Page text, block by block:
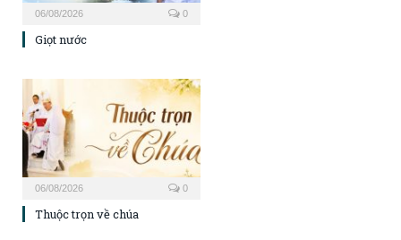
06/08/2026 0
Giọt nước
06/08/2026 0
Thuộc trọn về chúa